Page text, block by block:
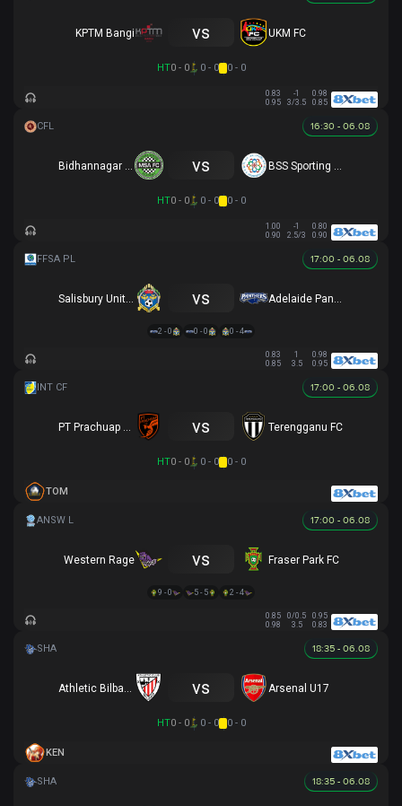
KPTM Bangi vs UKM FC
HT0 - 0 0 - 0 0 - 0
0.83 -1
0.98
0.95
3/3.5 0.85
16:30 - 06.08
vs
HT0 - 0 0 - 0 0 - 0
1.00 -1
0.80
0.90
2.5/3 0.90
17:00 - 06.08
Salisbury United vs
2 - 0 0 - 0 0 - 4
0.83 1
0.98
0.85
3.5 0.95
17:00 - 06.08
vs Terengganu FC
HT0 - 0 0 - 0 0 - 0
TOM
17:00 - 06.08
Western Rage vs Fraser Park FC
9 - 0 5 - 5 2 - 4
0.85 0/0.5
0.95
0.98
3.5 0.83
18:35 - 06.08
vs Arsenal U17
HT0 - 0 0 - 0 0 - 0
KEN
18:35 - 06.08